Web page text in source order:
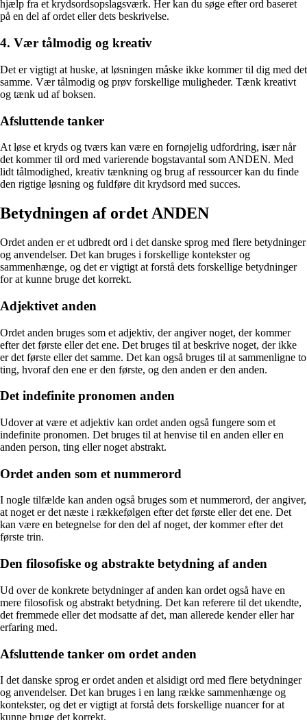
hjælp fra et krydsordsopslagsværk. Her kan du søge efter ord baseret
på en del af ordet eller dets beskrivelse.
4. Vær tålmodig og kreativ
Det er vigtigt at huske, at løsningen måske ikke kommer til dig med det
samme. Vær tålmodig og prøv forskellige muligheder. Tænk kreativt
og tænk ud af boksen.
Afsluttende tanker
At løse et kryds og tværs kan være en fornøjelig udfordring, især når
det kommer til ord med varierende bogstavantal som ANDEN. Med
lidt tålmodighed, kreativ tænkning og brug af ressourcer kan du finde
den rigtige løsning og fuldføre dit krydsord med succes.
Betydningen af ordet ANDEN
Ordet anden er et udbredt ord i det danske sprog med flere betydninger
og anvendelser. Det kan bruges i forskellige kontekster og
sammenhænge, og det er vigtigt at forstå dets forskellige betydninger
for at kunne bruge det korrekt.
Adjektivet anden
Ordet anden bruges som et adjektiv, der angiver noget, der kommer
efter det første eller det ene. Det bruges til at beskrive noget, der ikke
er det første eller det samme. Det kan også bruges til at sammenligne to
ting, hvoraf den ene er den første, og den anden er den anden.
Det indefinite pronomen anden
Udover at være et adjektiv kan ordet anden også fungere som et
indefinite pronomen. Det bruges til at henvise til en anden eller en
anden person, ting eller noget abstrakt.
Ordet anden som et nummerord
I nogle tilfælde kan anden også bruges som et nummerord, der angiver,
at noget er det næste i rækkefølgen efter det første eller det ene. Det
kan være en betegnelse for den del af noget, der kommer efter det
første trin.
Den filosofiske og abstrakte betydning af anden
Ud over de konkrete betydninger af anden kan ordet også have en
mere filosofisk og abstrakt betydning. Det kan referere til det ukendte,
det fremmede eller det modsatte af det, man allerede kender eller har
erfaring med.
Afsluttende tanker om ordet anden
I det danske sprog er ordet anden et alsidigt ord med flere betydninger
og anvendelser. Det kan bruges i en lang række sammenhænge og
kontekster, og det er vigtigt at forstå dets forskellige nuancer for at
kunne bruge det korrekt.